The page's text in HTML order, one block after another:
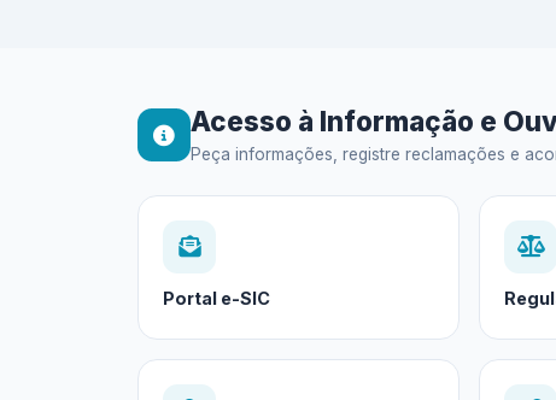
Acesso à Informação e
Peça informações, registre reclamações e
Portal e-SIC